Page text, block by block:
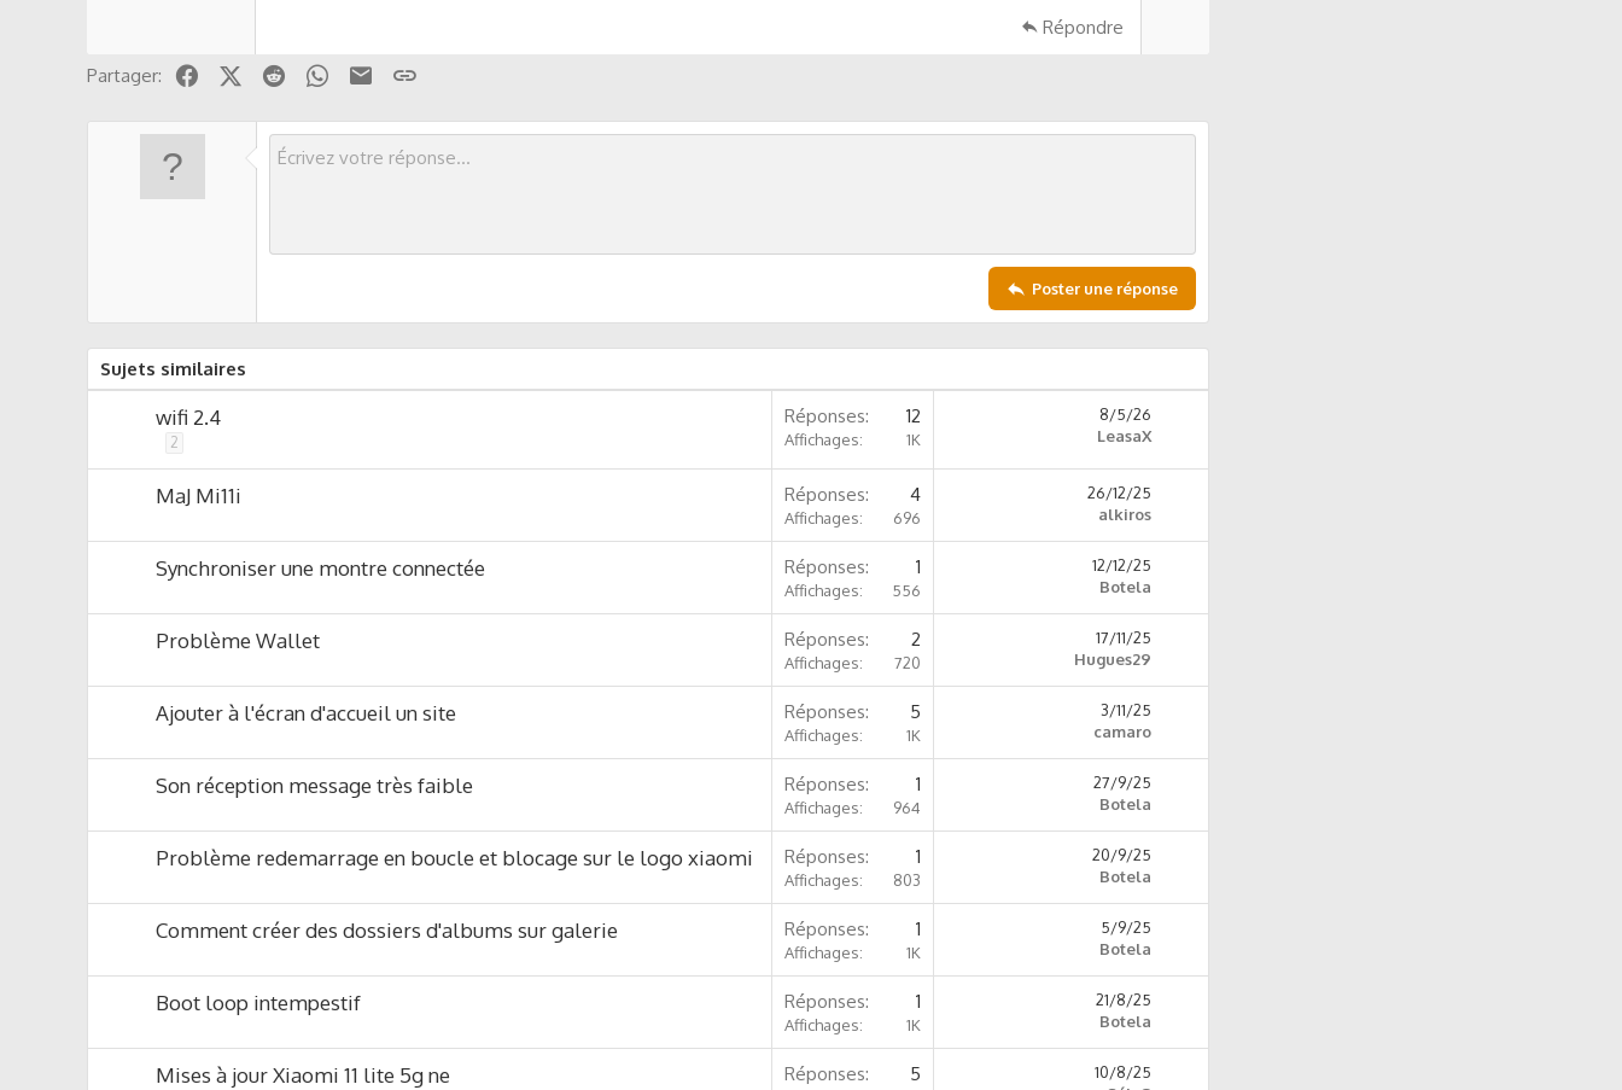
Répondre
Partager: FacebookX (Twitter)
Reddit WhatsApp
Email
Poster une réponse
Sujets similaires
wifi 2.4
2
Réponses 12
Affichages 1K
8/5/26
LeasaX
MaJ Mi11i Réponses 4
Affichages 696
26/12/25
alkiros
Synchroniser une montre connectée Réponses 1
Affichages 556
12/12/25
Botela
Problème Wallet Réponses 2
Affichages 720
17/11/25
Hugues29
Ajouter à l'écran d'accueil un site Réponses 5
Affichages 1K
3/11/25
camaro
Son réception message très faible Réponses 1
Affichages 964
27/9/25
Botela
Problème redemarrage en boucle et blocage sur le logo xiaomi Réponses 1
Affichages 803
20/9/25
Botela
Comment créer des dossiers d'albums sur galerie Réponses 1
Affichages 1K
5/9/25
Botela
Boot loop intempestif Réponses 1
Affichages 1K
21/8/25
Botela
Mises à jour Xiaomi 11 lite 5g ne Réponses 5
10/8/25